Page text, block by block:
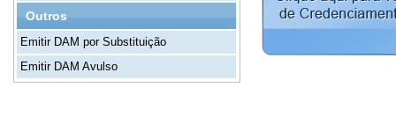
Outros
Emitir DAM por Substituição
Emitir DAM Avulso